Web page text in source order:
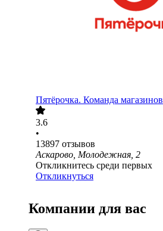
Пятёрочка. Команда магазинов
3.6
•
13897 отзывов
Аскарово, Молодежная, 2
Откликнитесь среди первых
Откликнуться
Компании для вас